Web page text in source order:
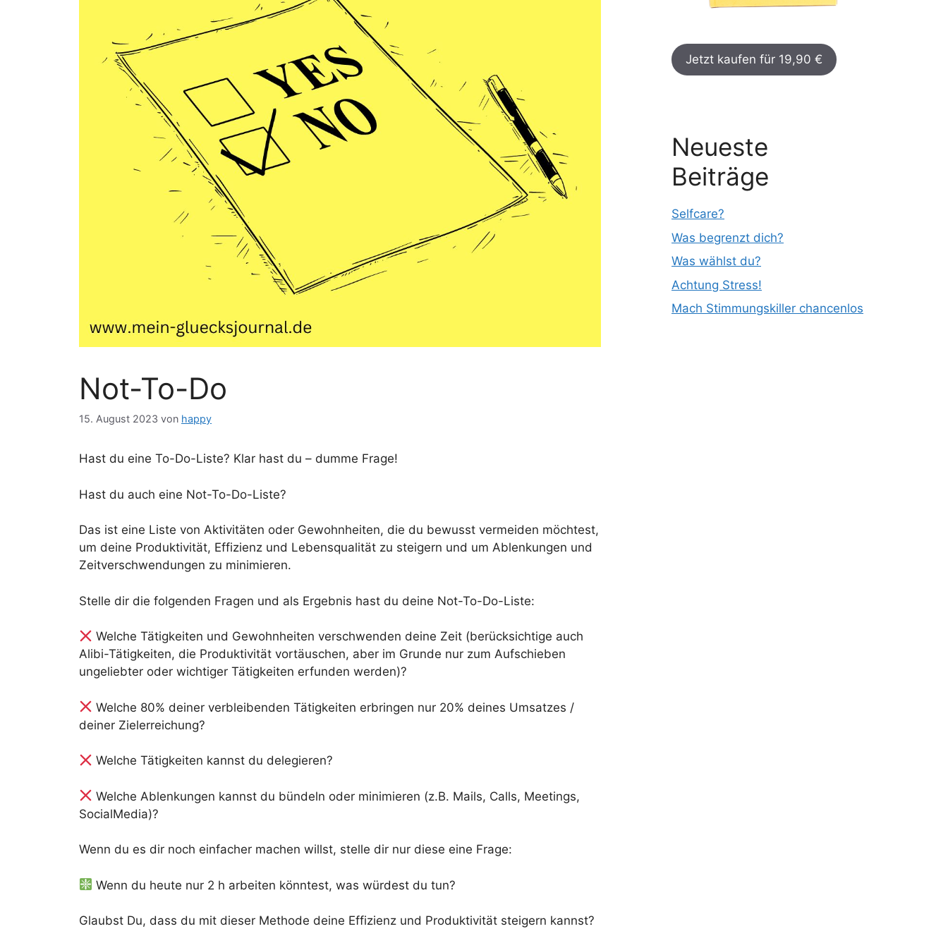
Not-To-Do
15. August 2023 von happy
Hast du eine To-Do-Liste? Klar hast du – dumme Frage!
Hast du auch eine Not-To-Do-Liste?
Das ist eine Liste von Aktivitäten oder Gewohnheiten, die du bewusst vermeiden möchtest,
um deine Produktivität, Effizienz und Lebensqualität zu steigern und um Ablenkungen und
Zeitverschwendungen zu minimieren.
Stelle dir die folgenden Fragen und als Ergebnis hast du deine Not-To-Do-Liste:
Welche Tätigkeiten und Gewohnheiten verschwenden deine Zeit (berücksichtige auch
Alibi-Tätigkeiten, die Produktivität vortäuschen, aber im Grunde nur zum Aufschieben
ungeliebter oder wichtiger Tätigkeiten erfunden werden)?
Welche 80% deiner verbleibenden Tätigkeiten erbringen nur 20% deines Umsatzes /
deiner Zielerreichung?
Welche Tätigkeiten kannst du delegieren?
Welche Ablenkungen kannst du bündeln oder minimieren (z.B. Mails, Calls, Meetings,
SocialMedia)?
Wenn du es dir noch einfacher machen willst, stelle dir nur diese eine Frage:
Wenn du heute nur 2 h arbeiten könntest, was würdest du tun?
Glaubst Du, dass du mit dieser Methode deine Effizienz und Produktivität steigern kannst?
Jetzt kaufen für 19,90 €
Neueste
Beiträge
Selfcare?
Was begrenzt dich?
Was wählst du?
Achtung Stress!
Mach Stimmungskiller chancenlos